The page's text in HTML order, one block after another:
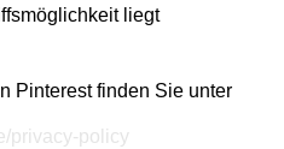
liegt
Pinterest finden Sie unter
privacy-policy